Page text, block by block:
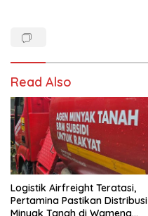
Read Also
Logistik Airfreight Teratasi,
Pertamina Pastikan Distribusi
Minyak Tanah di Wamena